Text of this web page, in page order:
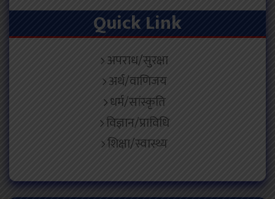
Quick Link
अपराध/सुरक्षा
अर्थ/वाणिजय
धर्म/सांस्कृति
विज्ञान/प्राविधि
शिक्षा/स्वास्थ्य